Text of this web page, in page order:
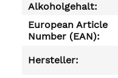
Alkoholgehalt:
European Article
Number (EAN):
Hersteller: